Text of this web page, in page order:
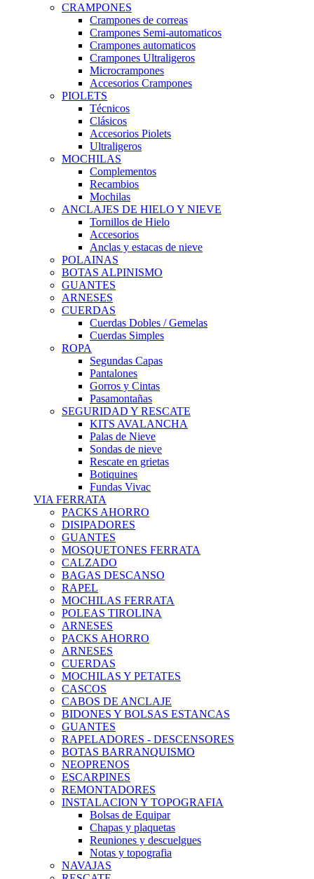
CRAMPONES
Crampones de correas
Crampones Semi-automaticos
Crampones automaticos
Crampones Ultraligeros
Microcrampones
Accesorios Crampones
PIOLETS
Técnicos
Clásicos
Accesorios Piolets
Ultraligeros
MOCHILAS
Complementos
Recambios
Mochilas
ANCLAJES DE HIELO Y NIEVE
Tornillos de Hielo
Accesorios
Anclas y estacas de nieve
POLAINAS
BOTAS ALPINISMO
GUANTES
ARNESES
CUERDAS
Cuerdas Dobles / Gemelas
Cuerdas Simples
ROPA
Segundas Capas
Pantalones
Gorros y Cintas
Pasamontañas
SEGURIDAD Y RESCATE
KITS AVALANCHA
Palas de Nieve
Sondas de nieve
Rescate en grietas
Botiquines
Fundas Vivac
VIA FERRATA
PACKS AHORRO
DISIPADORES
GUANTES
MOSQUETONES FERRATA
CALZADO
BAGAS DESCANSO
RAPEL
MOCHILAS FERRATA
POLEAS TIROLINA
ARNESES
PACKS AHORRO
ARNESES
CUERDAS
MOCHILAS Y PETATES
CASCOS
CABOS DE ANCLAJE
BIDONES Y BOLSAS ESTANCAS
GUANTES
RAPELADORES - DESCENSORES
BOTAS BARRANQUISMO
NEOPRENOS
ESCARPINES
REMONTADORES
INSTALACION Y TOPOGRAFIA
Bolsas de Equipar
Chapas y plaquetas
Reuniones y descuelgues
Notas y topografia
NAVAJAS